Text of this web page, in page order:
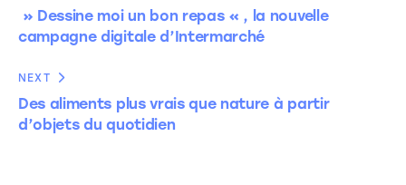
» Dessine moi un bon repas « , la nouvelle
campagne digitale d’Intermarché
NEXT
Des aliments plus vrais que nature à partir
d’objets du quotidien